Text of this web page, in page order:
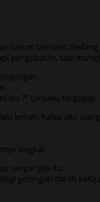
belum berhasil.
pengobatan, tapi
ibu ?” tanyaku tergagap.
lemah. Kalau aku
singkat.
sangat gila itu.
golongan darah